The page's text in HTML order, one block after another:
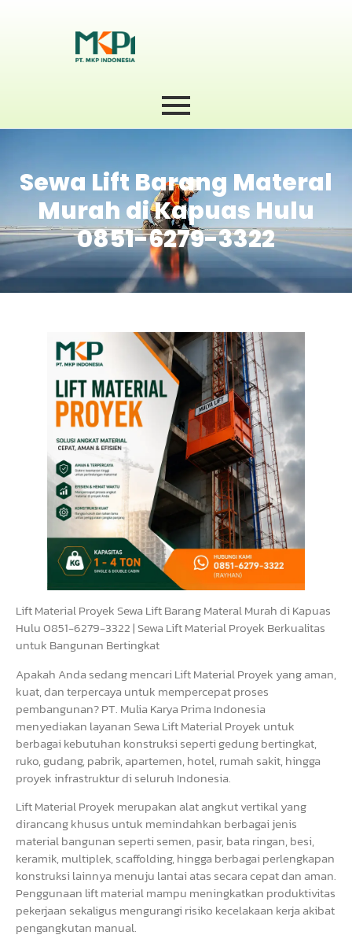
Sewa Lift Barang Materal
Murah di Kapuas Hulu
0851-6279-3322
Lift Material Proyek Sewa Lift Barang Materal Murah di Kapuas
Hulu 0851-6279-3322 | Sewa Lift Material Proyek Berkualitas
untuk Bangunan Bertingkat
Apakah Anda sedang mencari Lift Material Proyek yang aman,
kuat, dan terpercaya untuk mempercepat proses
pembangunan? PT. Mulia Karya Prima Indonesia
menyediakan layanan Sewa Lift Material Proyek untuk
berbagai kebutuhan konstruksi seperti gedung bertingkat,
ruko, gudang, pabrik, apartemen, hotel, rumah sakit, hingga
proyek infrastruktur di seluruh Indonesia.
Lift Material Proyek merupakan alat angkut vertikal yang
dirancang khusus untuk memindahkan berbagai jenis
material bangunan seperti semen, pasir, bata ringan, besi,
keramik, multiplek, scaffolding, hingga berbagai perlengkapan
konstruksi lainnya menuju lantai atas secara cepat dan aman.
Penggunaan lift material mampu meningkatkan produktivitas
pekerjaan sekaligus mengurangi risiko kecelakaan kerja akibat
pengangkutan manual.